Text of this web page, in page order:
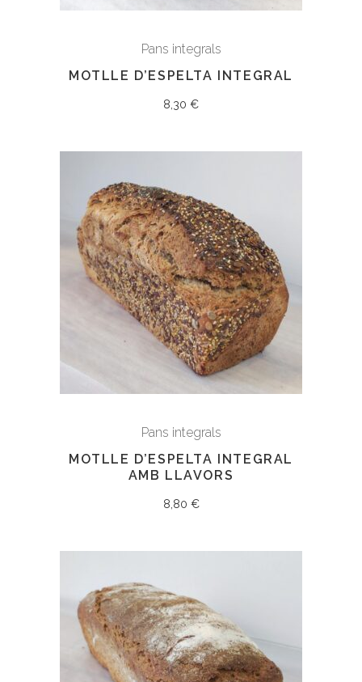
Pans integrals
MOTLLE D’ESPELTA INTEGRAL
8,30 €
Pans integrals
MOTLLE D’ESPELTA INTEGRAL
AMB LLAVORS
8,80 €